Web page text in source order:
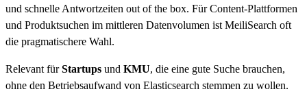
und schnelle Antwortzeiten out of the box. Für Content-Plattformen
und Produktsuchen im mittleren Datenvolumen ist MeiliSearch oft
die pragmatischere Wahl.
Relevant fürStartups und KMU, die eine gute Suche brauchen,
ohne den Betriebsaufwand von Elasticsearch stemmen zu wollen.